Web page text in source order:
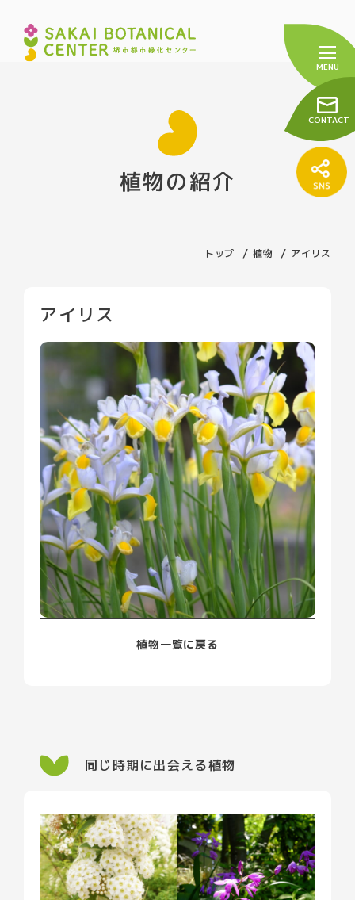
CONTACT
友の会
施設の紹介
園内の植物 貸館について
お知らせ 小学校プログラム
イベント ブログ
よくある質問 プライバシーポリシー
アクセス
植物の紹介
トップ 植物 アイリス
アイリス
植物一覧に戻る
同じ時期に出会える植物